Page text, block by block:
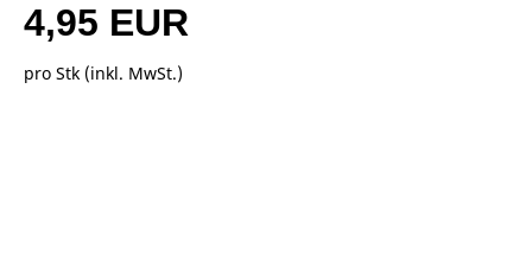
4,95 EUR
pro Stk (inkl. MwSt.)